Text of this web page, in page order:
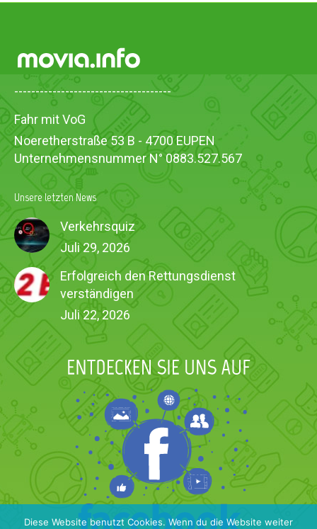
-------------------------------------
Fahr mit VoG
Noeretherstraße 53 B - 4700 EUPEN
Unternehmensnummer N° 0883.527.567
Unsere letzten News
Verkehrsquiz
Juli 29, 2026
Erfolgreich den Rettungsdienst
verständigen
Juli 22, 2026
Diese Website benutzt Cookies. Wenn du die Website weiter